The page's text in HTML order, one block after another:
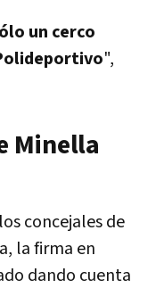
un cerco
",
Minella
concejales de
la firma en
dando cuenta